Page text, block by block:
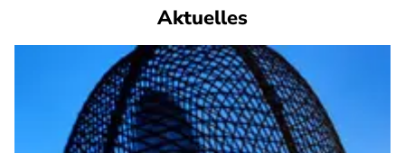
Aktuelles